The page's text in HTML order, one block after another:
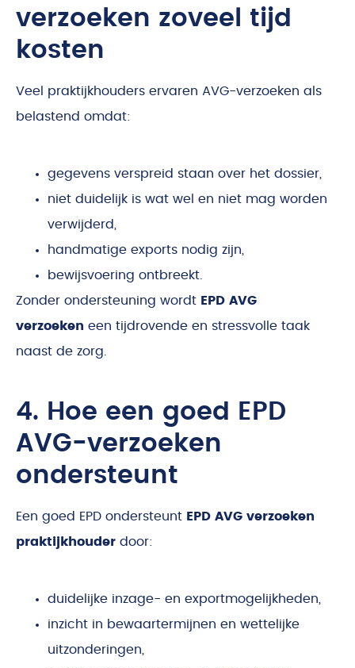
verzoeken zoveel tijd
kosten
Veel praktijkhouders ervaren AVG-verzoeken als
belastend omdat:
gegevens verspreid staan over het dossier,
niet duidelijk is wat wel en niet mag worden
verwijderd,
handmatige exports nodig zijn,
bewijsvoering ontbreekt.
Zonder ondersteuning wordt EPD AVG
verzoeken een tijdrovende en stressvolle taak
naast de zorg.
4. Hoe een goed EPD
AVG-verzoeken
ondersteunt
Een goed EPD ondersteunt EPD AVG verzoeken
praktijkhouder door:
duidelijke inzage- en exportmogelijkheden,
inzicht in bewaartermijnen en wettelijke
uitzonderingen,